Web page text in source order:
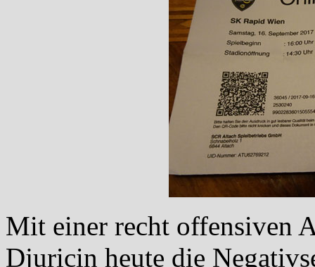
Mit einer recht offensiven
Djuricin heute die